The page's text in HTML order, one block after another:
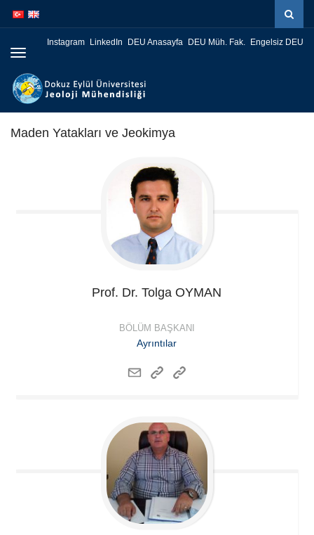
atla
atla
Instagram LinkedIn DEU Anasayfa DEU Müh. Fak.
Engelsiz DEU
Menüye
Maden Yatakları ve Jeokimya
Prof. Dr. Tolga OYMAN
BÖLÜM BAŞKANI
Ayrıntılar